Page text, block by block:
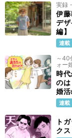
実録
伊
デ
編】
連載
～40
ォー
時
の
婚活
連載
ト
ク